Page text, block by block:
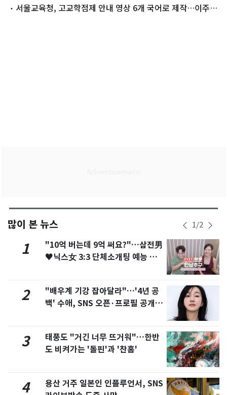
원 서울교육청, 고교학점제 안내 영상 6개 국어로 제작…이주배
많이 본 뉴스 1/2
1
"10억 버는데 9억 써요?"…삼전男
♥닉스女 3:3 단체소개팅 예능 화
2
"배우계 기강 잡아달라"…'4년 공
백' 수애, SNS 오픈·프로필 공개
3
태풍도 "거긴 너무 뜨거워"…한반
도 비켜가는 '돌핀'과 '찬홈'
4
용산 거주 일본인 인플루언서, SNS